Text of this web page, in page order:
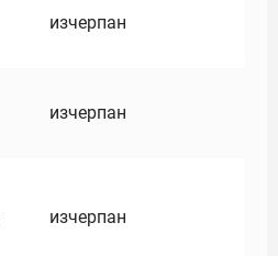
изчерпан
изчерпан
изчерпан